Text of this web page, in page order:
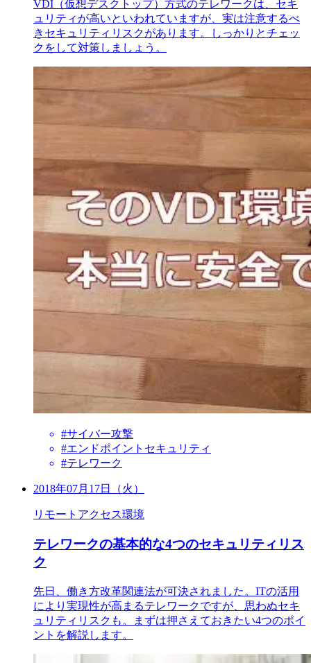
VDI（仮想デスクトップ）方式のテレワークは、セキ
ュリティが高いといわれていますが、実は注意するべ
きセキュリティリスクがあります。しっかりとチェッ
クをして対策しましょう。
#サイバー攻撃
#エンドポイントセキュリティ
#テレワーク
2018年07月17日（火）
リモートアクセス環境
テレワークの基本的な4つのセキュリティリス
ク
先日、働き方改革関連法が可決されました。ITの活用
により実現性が高まるテレワークですが、思わぬセキ
ュリティリスクも。まずは押さえておきたい4つのポイ
ントを解説します。